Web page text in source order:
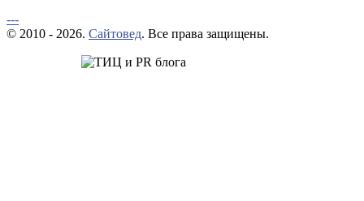
---
© 2010 - 2026. Сайтовед. Все права защищены.